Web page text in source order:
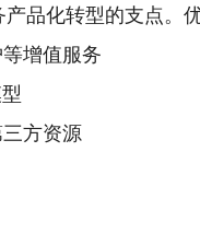
品化转型的支点。
增值服务
方资源